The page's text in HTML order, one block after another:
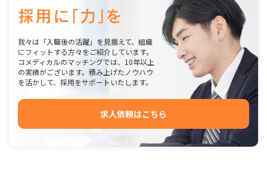
我々は「入職後の活躍」を見据えて、組織
にフィットする方々をご紹介しています。
コメディカルのマッチングでは、10年以上
の実績がございます。積み上げたノウハウ
を活かして、採用をサポートいたします。
求人依頼はこちら